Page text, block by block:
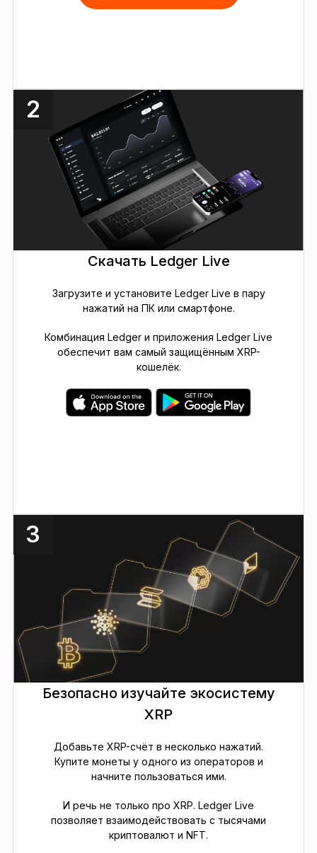
2
Скачать Ledger Live
Загрузите и установите Ledger Live в пару
нажатий на ПК или смартфоне.
Комбинация Ledger и приложения Ledger Live
обеспечит вам самый защищённым XRP-
кошелёк.
3
Безопасно изучайте экосистему
XRP
Добавьте XRP-счёт в несколько нажатий.
Купите монеты у одного из операторов и
начните пользоваться ими.
И речь не только про XRP. Ledger Live
позволяет взаимодействовать с тысячами
криптовалют и NFT.